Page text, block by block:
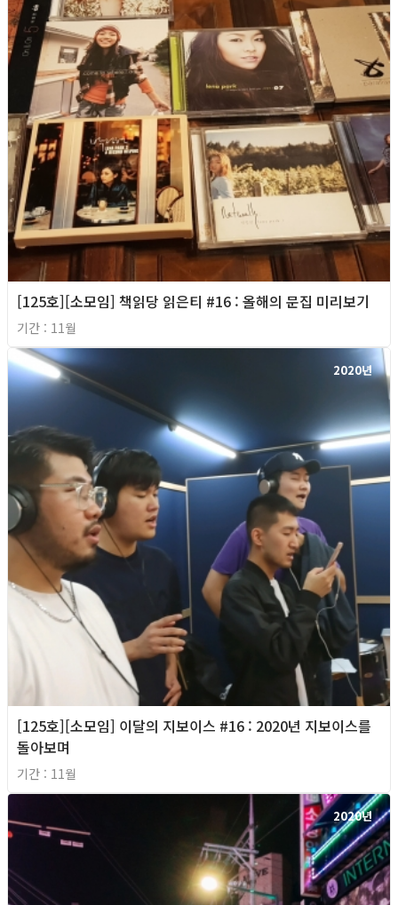
[125호][소모임] 책읽당 읽은티 #16 : 올해의 문집 미리보기
기간 : 11월
2020년
[125호][소모임] 이달의 지보이스 #16 : 2020년 지보이스를
돌아보며
기간 : 11월
2020년